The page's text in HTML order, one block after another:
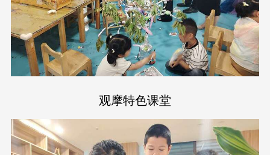
观摩特色课堂